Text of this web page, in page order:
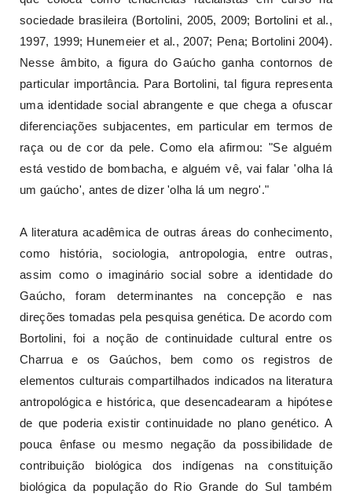
sociedade brasileira (Bortolini, 2005, 2009; Bortolini et al.,
1997, 1999; Hunemeier et al., 2007; Pena; Bortolini 2004).
Nesse âmbito, a figura do Gaúcho ganha contornos de
particular importância. Para Bortolini, tal figura representa
uma identidade social abrangente e que chega a ofuscar
diferenciações subjacentes, em particular em termos de
raça ou de cor da pele. Como ela afirmou: "Se alguém
está vestido de bombacha, e alguém vê, vai falar 'olha lá
um gaúcho', antes de dizer 'olha lá um negro'."
A literatura acadêmica de outras áreas do conhecimento,
como história, sociologia, antropologia, entre outras,
assim como o imaginário social sobre a identidade do
Gaúcho, foram determinantes na concepção e nas
direções tomadas pela pesquisa genética. De acordo com
Bortolini, foi a noção de continuidade cultural entre os
Charrua e os Gaúchos, bem como os registros de
elementos culturais compartilhados indicados na literatura
antropológica e histórica, que desencadearam a hipótese
de que poderia existir continuidade no plano genético. A
pouca ênfase ou mesmo negação da possibilidade de
contribuição biológica dos indígenas na constituição
biológica da população do Rio Grande do Sul também